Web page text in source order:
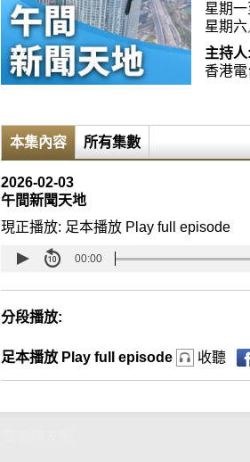
星期
星期
主持人:
香港
本集內容 所有集數
2026-02-03
午間新聞天地
現正播放: 足本播放 Play full episode
00:00
分段播放:
足本播放 Play full episode 收聽